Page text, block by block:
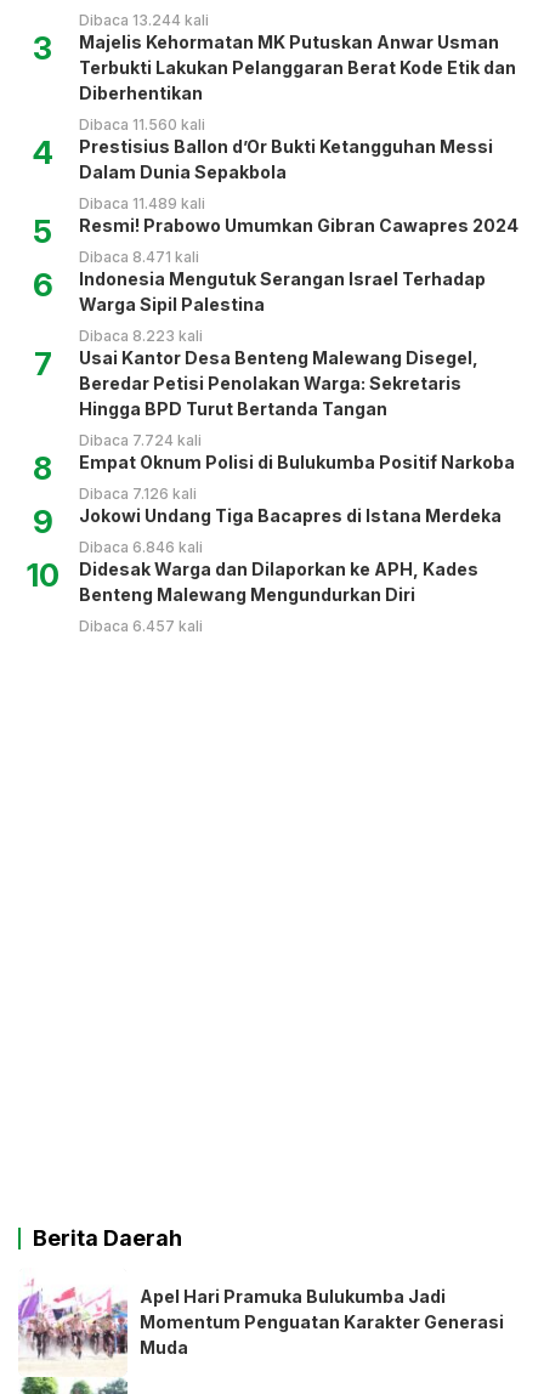
Dibaca 13.244 kali
3
Majelis Kehormatan MK Putuskan Anwar Usman
Terbukti Lakukan Pelanggaran Berat Kode Etik dan
Diberhentikan
Dibaca 11.560 kali
4
Prestisius Ballon d’Or Bukti Ketangguhan Messi
Dalam Dunia Sepakbola
Dibaca 11.489 kali
5 Resmi! Prabowo Umumkan Gibran Cawapres 2024
Dibaca 8.471 kali
6
Indonesia Mengutuk Serangan Israel Terhadap
Warga Sipil Palestina
Dibaca 8.223 kali
7
Usai Kantor Desa Benteng Malewang Disegel,
Beredar Petisi Penolakan Warga: Sekretaris
Hingga BPD Turut Bertanda Tangan
Dibaca 7.724 kali
8 Empat Oknum Polisi di Bulukumba Positif Narkoba
Dibaca 7.126 kali
9 Jokowi Undang Tiga Bacapres di Istana Merdeka
Dibaca 6.846 kali
10
Didesak Warga dan Dilaporkan ke APH, Kades
Benteng Malewang Mengundurkan Diri
Dibaca 6.457 kali
Berita Daerah
Apel Hari Pramuka Bulukumba Jadi
Momentum Penguatan Karakter Generasi
Muda